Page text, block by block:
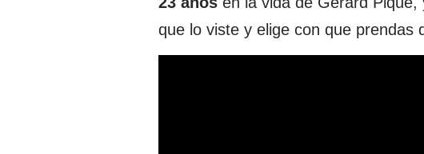
que lo viste y elige con que prendas